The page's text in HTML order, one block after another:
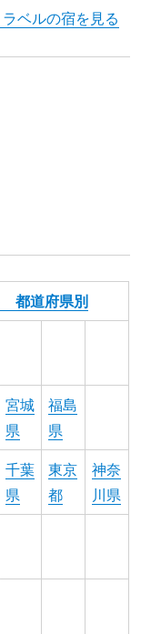
ベルの宿を見る
都道府県別
宮城
県
福島
県
千葉
県
東京
都
神奈
川県